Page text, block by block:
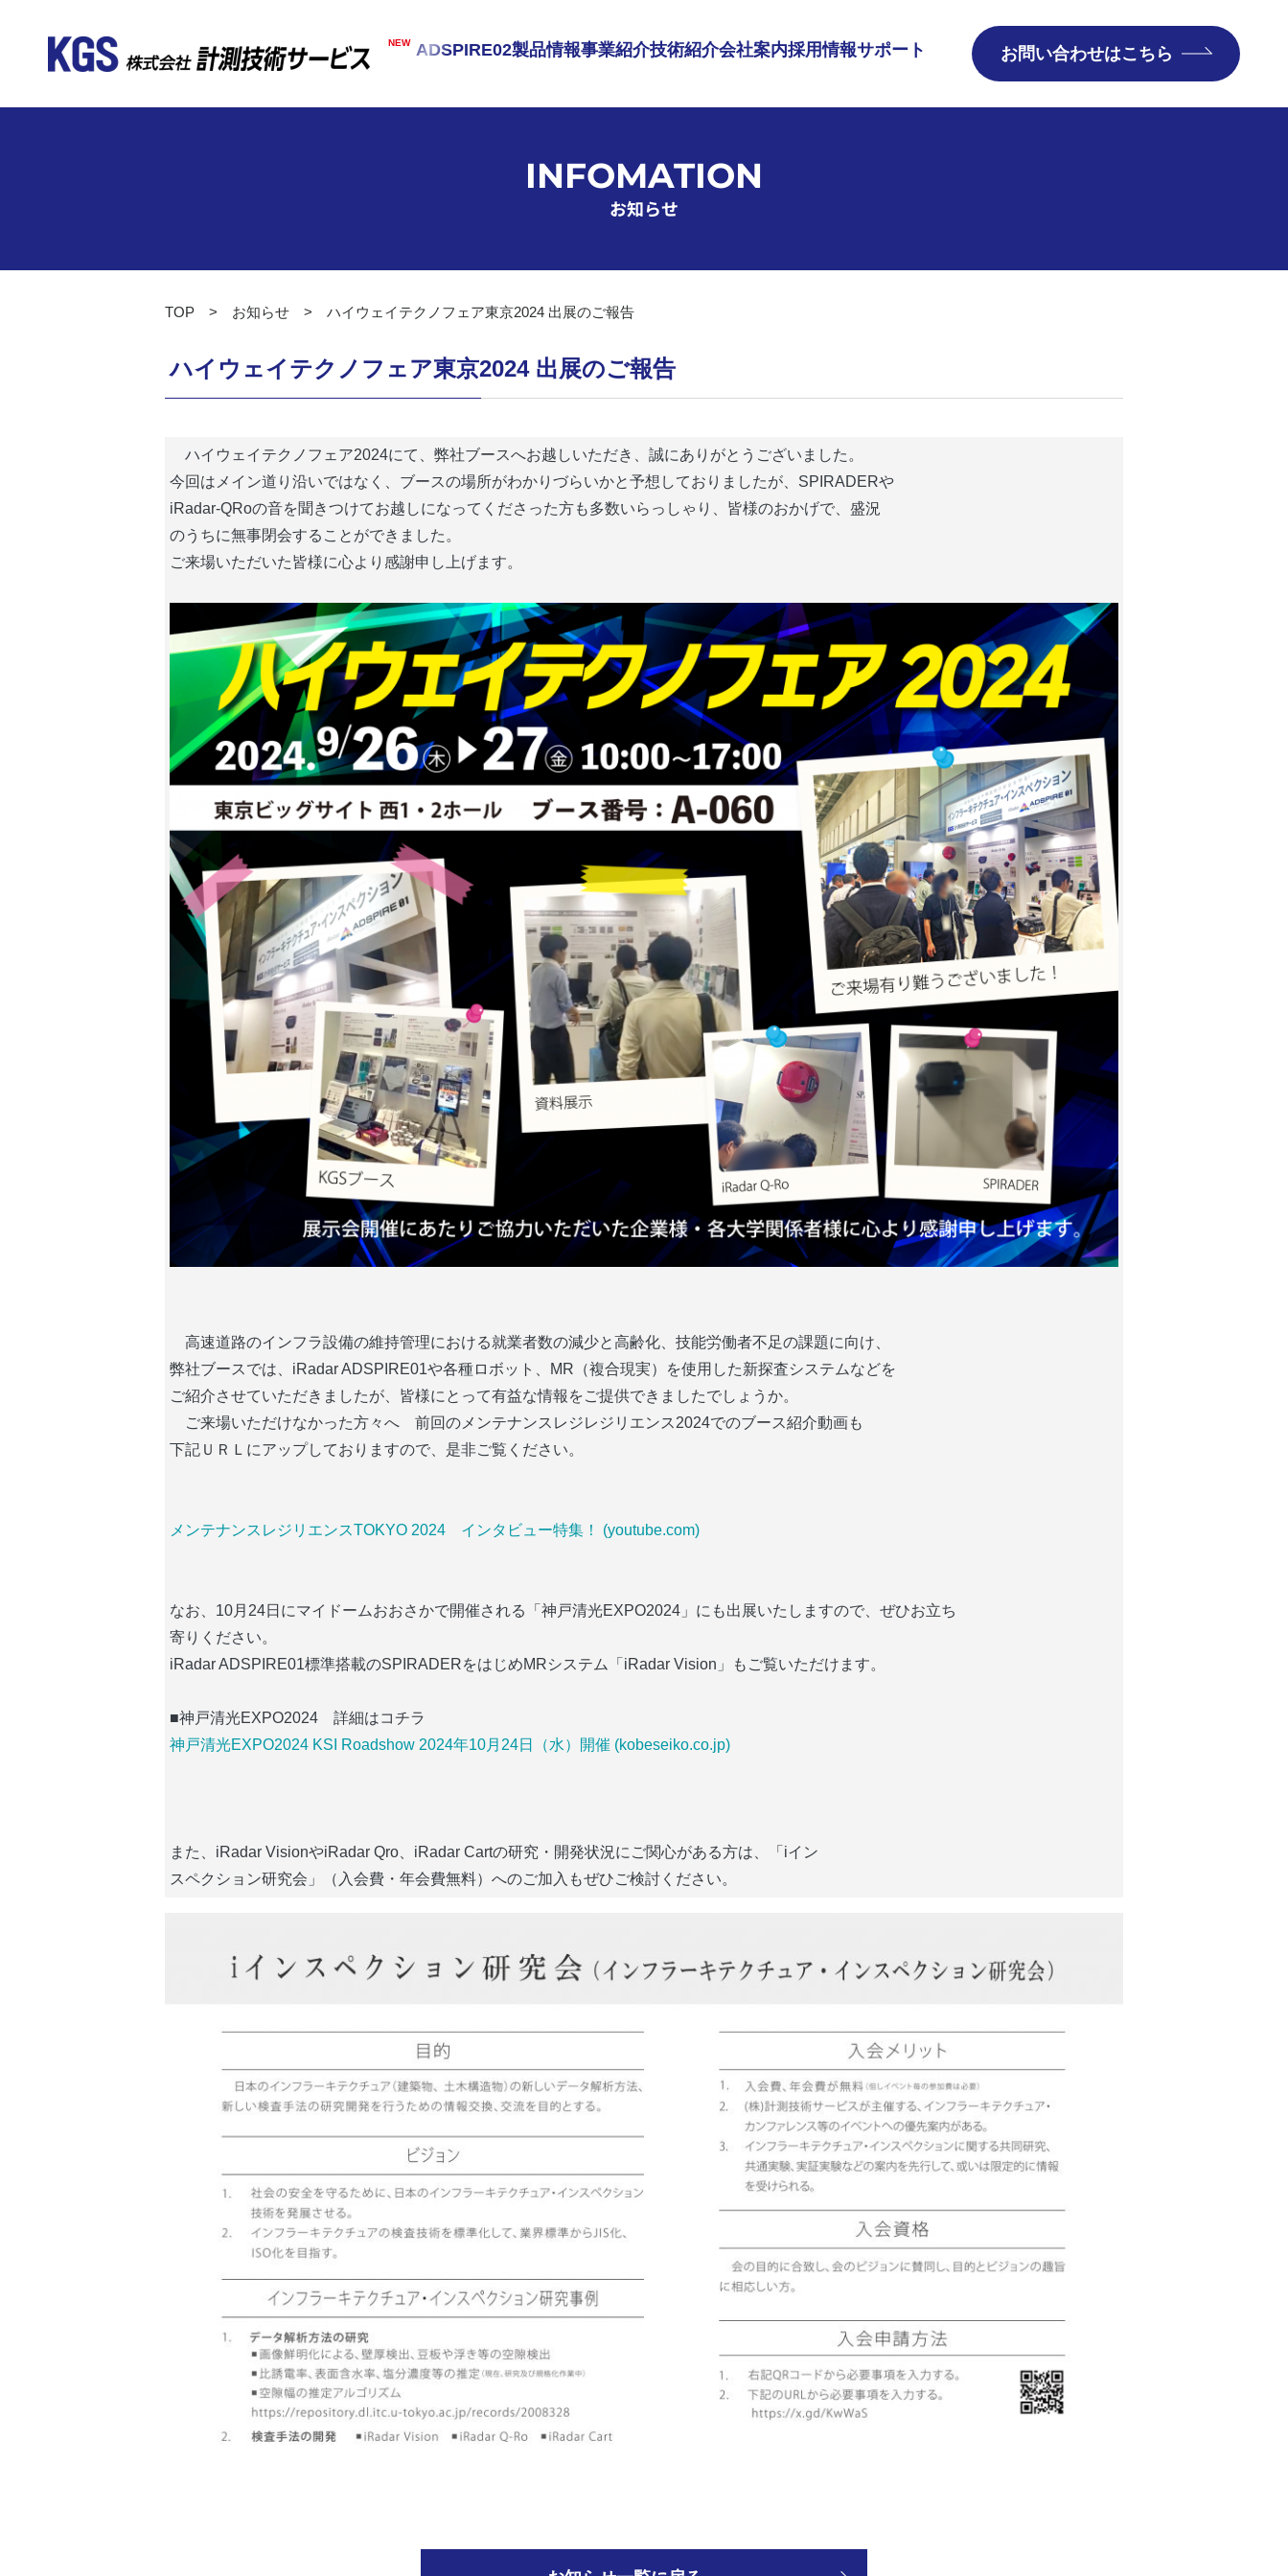
NEW ADSPIRE02製品情報事業紹介技術紹介会社案内採用情報サポート お問い合わせはこちら
INFOMATION
お知らせ
TOP お知らせ ハイウェイテクノフェア東京2024 出展のご報告
ハイウェイテクノフェア東京2024 出展のご報告
ハイウェイテクノフェア2024にて、弊社ブースへお越しいただき、誠にありがとうございました。
今回はメイン道り沿いではなく、ブースの場所がわかりづらいかと予想しておりましたが、SPIRADERや
iRadar-QRoの音を聞きつけてお越しになってくださった方も多数いらっしゃり、皆様のおかげで、盛況
のうちに無事閉会することができました。
ご来場いただいた皆様に心より感謝申し上げます。
高速道路のインフラ設備の維持管理における就業者数の減少と高齢化、技能労働者不足の課題に向け、
弊社ブースでは、iRadar ADSPIRE01や各種ロボット、MR（複合現実）を使用した新探査システムなどを
ご紹介させていただきましたが、皆様にとって有益な情報をご提供できましたでしょうか。
ご来場いただけなかった方々へ　前回のメンテナンスレジレジリエンス2024でのブース紹介動画も
下記ＵＲＬにアップしておりますので、是非ご覧ください。
メンテナンスレジリエンスTOKYO 2024　インタビュー特集！ (youtube.com)
なお、10月24日にマイドームおおさかで開催される「神戸清光EXPO2024」にも出展いたしますので、ぜひお立ち
寄りください。
iRadar ADSPIRE01標準搭載のSPIRADERをはじめMRシステム「iRadar Vision」もご覧いただけます。
■神戸清光EXPO2024　詳細はコチラ
神戸清光EXPO2024 KSI Roadshow 2024年10月24日（水）開催 (kobeseiko.co.jp)
また、iRadar VisionやiRadar Qro、iRadar Cartの研究・開発状況にご関心がある方は、「iイン
スペクション研究会」（入会費・年会費無料）へのご加入もぜひご検討ください。